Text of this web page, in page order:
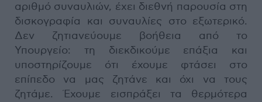
αριθμό συναυλιών, έχει διεθνή παρουσία στη
δισκογραφία και συναυλίες στο εξωτερικό.
Δεν ζητιανεύουμε βοήθεια από το
Υπουργείο: τη διεκδικούμε επάξια και
υποστηρίζουμε ότι έχουμε φτάσει στο
επίπεδο να μας ζητάνε και όχι να τους
ζητάμε. Έχουμε εισπράξει τα θερμότερα